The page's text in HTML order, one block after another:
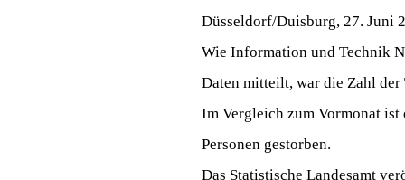
Düsseldorf/Duisburg, 27. Juni
Wie Information und Technik
Daten mitteilt, war die Zahl
Im Vergleich zum Vormonat
Personen gestorben.
Das Statistische Landesamt